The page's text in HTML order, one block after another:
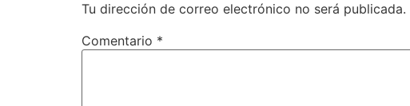
Tu dirección de correo electrónico no será publicada.
Comentario *